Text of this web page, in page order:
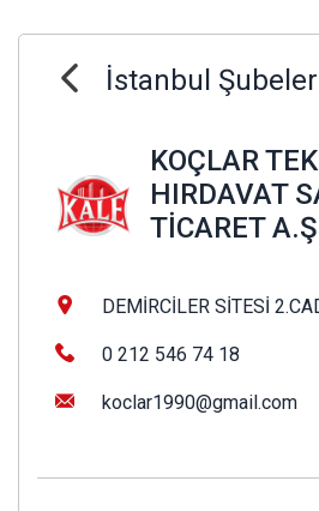
İstanbul
KOÇLAR
HIRDAVAT
TİCARET
DEMİRCİLER SİTESİ
0 212 546 74 18
koclar1990@gmail.com